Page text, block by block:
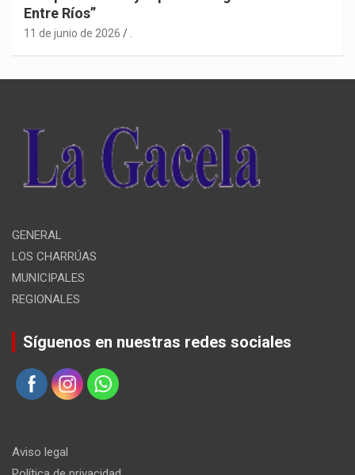
Entre Ríos”
11 de junio de 2026
GENERAL
LOS CHARRÚAS
MUNICIPALES
REGIONALES
Síguenos en nuestras redes sociales
Aviso legal